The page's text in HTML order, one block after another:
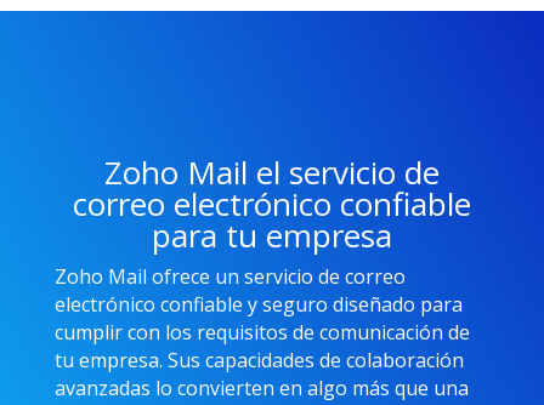
Zoho Mail el servicio de
correo electrónico confiable
para tu empresa
Zoho Mail ofrece un servicio de correo
electrónico confiable y seguro diseñado para
cumplir con los requisitos de comunicación de
tu empresa. Sus capacidades de colaboración
avanzadas lo convierten en algo más que una